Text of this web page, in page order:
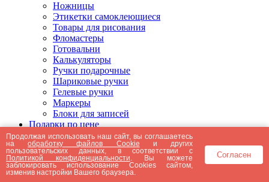
Ножницы
Этикетки самоклеющиеся
Товары для рисования
Фломастеры
Готовальни
Калькуляторы
Ручки подарочные
Шариковые ручки
Гелевые ручки
Маркеры
Блоки для записей
Подарки по цене
Подарки от 5000 рублей
Подарки до 5000 рублей
Подарки до 3000 рублей
Подарки до 2000 рублей
Подарки до 1000 рублей
Продолжая использовать наш сайт, вы соглашаетесь
наобработку файлов Cookie и других
пользовательских данных, в соответствии с
Политикой конфиденциальности . Вы можете
заблокировать использование Cookies сайтом,
изменив настройки Вашего браузера.
Согласен